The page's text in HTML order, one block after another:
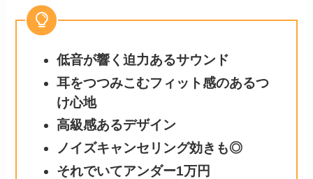
低音が響く迫力あるサウンド
耳をつつみこむフィット感のあるつ
け心地
高級感あるデザイン
ノイズキャンセリング効きも◎
それでいてアンダー1万円